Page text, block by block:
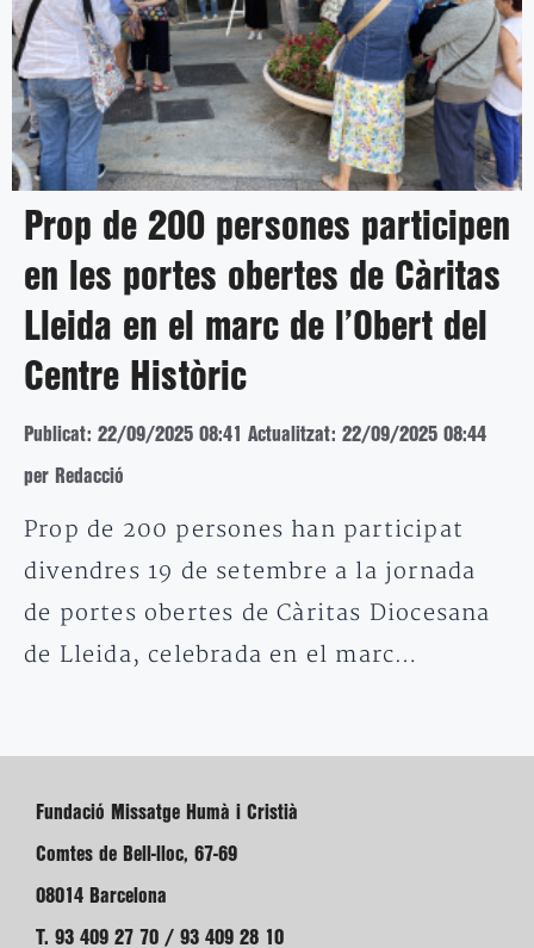
Prop de 200 persones participen
en les portes obertes de Càritas
Lleida en el marc de l’Obert del
Centre Històric
Publicat: 22/09/2025 08:41 Actualitzat: 22/09/2025 08:44
per Redacció
Prop de 200 persones han participat
divendres 19 de setembre a la jornada
de portes obertes de Càritas Diocesana
de Lleida, celebrada en el marc…
Fundació Missatge Humà i Cristià
Comtes de Bell-lloc, 67-69
08014 Barcelona
T. 93 409 27 70 / 93 409 28 10